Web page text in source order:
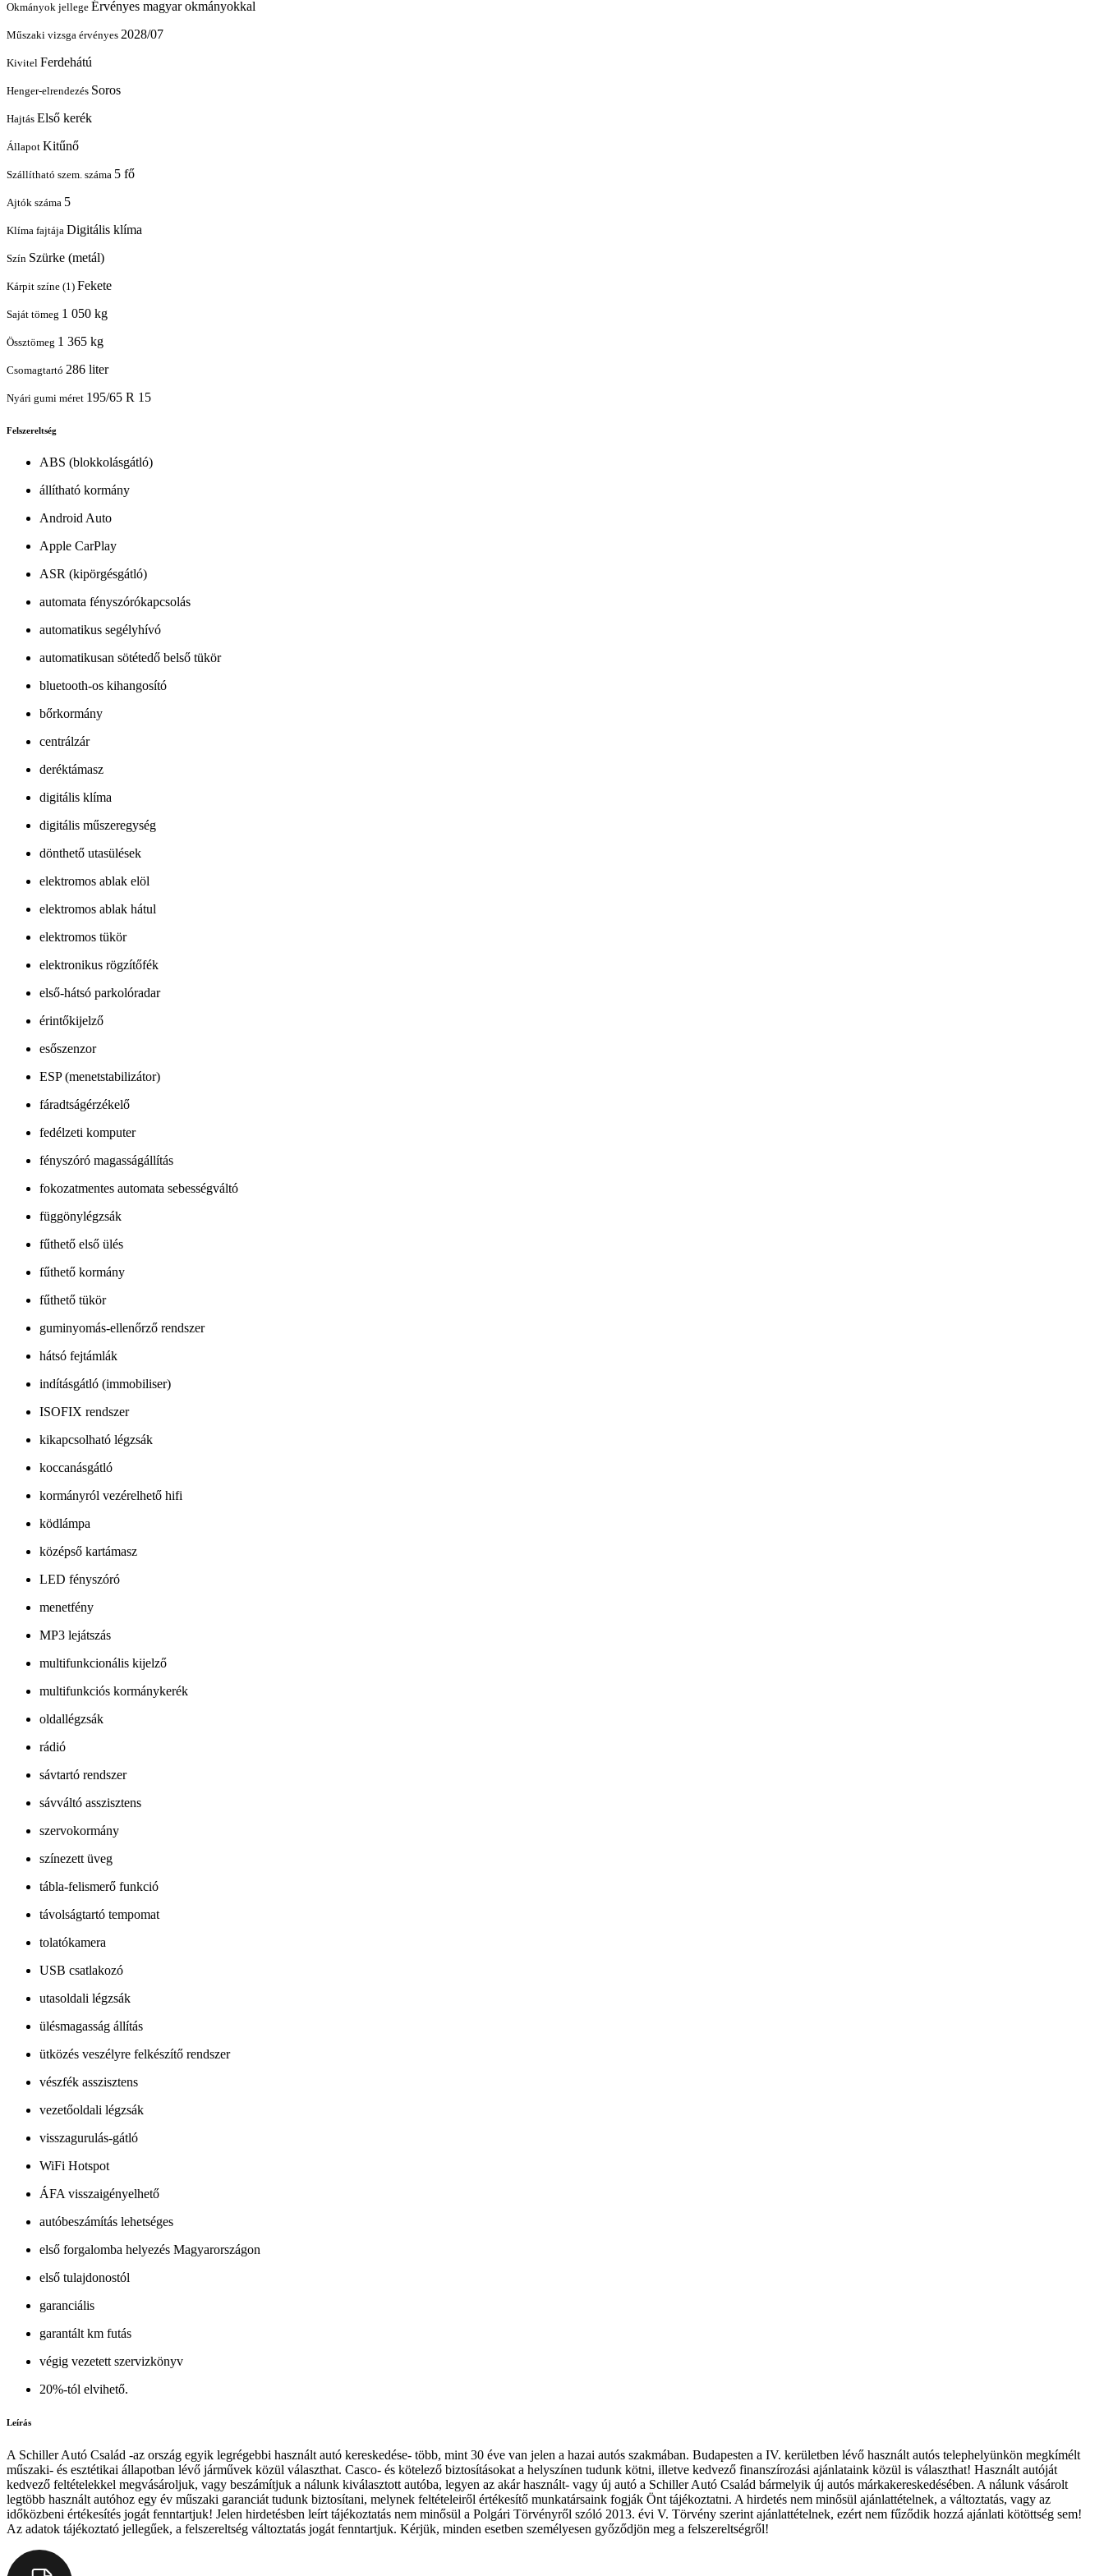
Okmányok jellege Érvényes magyar okmányokkal
Műszaki vizsga érvényes 2028/07
Kivitel Ferdehátú
Henger-elrendezés Soros
Hajtás Első kerék
Állapot Kitűnő
Szállítható szem. száma 5 fő
Ajtók száma 5
Klíma fajtája Digitális klíma
Szín Szürke (metál)
Kárpit színe (1) Fekete
Saját tömeg 1 050 kg
Össztömeg 1 365 kg
Csomagtartó 286 liter
Nyári gumi méret 195/65 R 15
Felszereltség
ABS (blokkolásgátló)
állítható kormány
Android Auto
Apple CarPlay
ASR (kipörgésgátló)
automata fényszórókapcsolás
automatikus segélyhívó
automatikusan sötétedő belső tükör
bluetooth-os kihangosító
bőrkormány
centrálzár
deréktámasz
digitális klíma
digitális műszeregység
dönthető utasülések
elektromos ablak elöl
elektromos ablak hátul
elektromos tükör
elektronikus rögzítőfék
első-hátsó parkolóradar
érintőkijelző
esőszenzor
ESP (menetstabilizátor)
fáradtságérzékelő
fedélzeti komputer
fényszóró magasságállítás
fokozatmentes automata sebességváltó
függönylégzsák
fűthető első ülés
fűthető kormány
fűthető tükör
guminyomás-ellenőrző rendszer
hátsó fejtámlák
indításgátló (immobiliser)
ISOFIX rendszer
kikapcsolható légzsák
koccanásgátló
kormányról vezérelhető hifi
ködlámpa
középső kartámasz
LED fényszóró
menetfény
MP3 lejátszás
multifunkcionális kijelző
multifunkciós kormánykerék
oldallégzsák
rádió
sávtartó rendszer
sávváltó asszisztens
szervokormány
színezett üveg
tábla-felismerő funkció
távolságtartó tempomat
tolatókamera
USB csatlakozó
utasoldali légzsák
ülésmagasság állítás
ütközés veszélyre felkészítő rendszer
vészfék asszisztens
vezetőoldali légzsák
visszagurulás-gátló
WiFi Hotspot
ÁFA visszaigényelhető
autóbeszámítás lehetséges
első forgalomba helyezés Magyarországon
első tulajdonostól
garanciális
garantált km futás
végig vezetett szervizkönyv
20%-tól elvihető.
Leírás
A Schiller Autó Család -az ország egyik legrégebbi használt autó kereskedése- több, mint 30 éve van jelen a hazai autós szakmában. Budapesten a IV. kerületben lévő használt autós telephelyünkön megkímélt
műszaki- és esztétikai állapotban lévő járművek közül választhat. Casco- és kötelező biztosításokat a helyszínen tudunk kötni, illetve kedvező finanszírozási ajánlataink közül is választhat! Használt autóját
kedvező feltételekkel megvásároljuk, vagy beszámítjuk a nálunk kiválasztott autóba, legyen az akár használt- vagy új autó a Schiller Autó Család bármelyik új autós márkakereskedésében. A nálunk vásárolt
legtöbb használt autóhoz egy év műszaki garanciát tudunk biztosítani, melynek feltételeiről értékesítő munkatársaink fogják Önt tájékoztatni. A hirdetés nem minősül ajánlattételnek, a változtatás, vagy az
időközbeni értékesítés jogát fenntartjuk! Jelen hirdetésben leírt tájékoztatás nem minősül a Polgári Törvényről szóló 2013. évi V. Törvény szerint ajánlattételnek, ezért nem fűződik hozzá ajánlati kötöttség sem!
Az adatok tájékoztató jellegűek, a felszereltség változtatás jogát fenntartjuk. Kérjük, minden esetben személyesen győződjön meg a felszereltségről!